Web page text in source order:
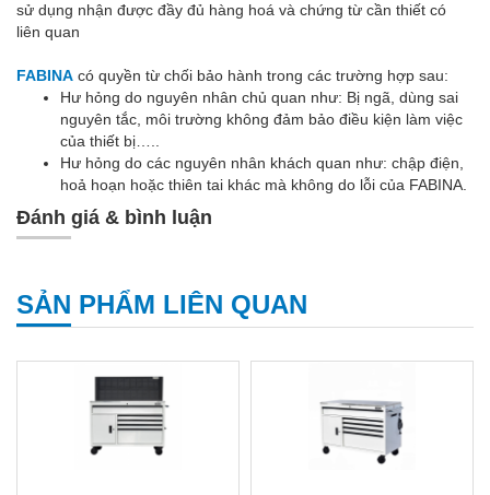
sử dụng nhận được đầy đủ hàng hoá và chứng từ cần thiết có
liên quan
FABINA có quyền từ chối bảo hành trong các trường hợp sau:
Hư hỏng do nguyên nhân chủ quan như: Bị ngã, dùng sai
nguyên tắc, môi trường không đảm bảo điều kiện làm việc
của thiết bị…..
Hư hỏng do các nguyên nhân khách quan như: chập điện,
hoả hoạn hoặc thiên tai khác mà không do lỗi của FABINA.
Đánh giá & bình luận
SẢN PHẨM LIÊN QUAN